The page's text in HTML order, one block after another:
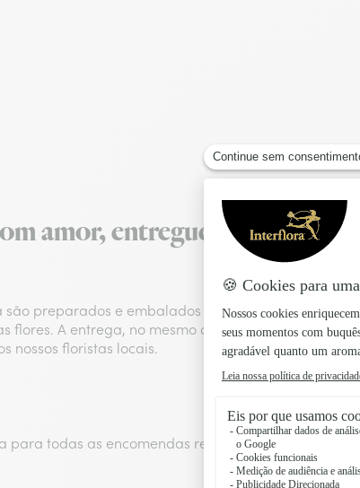
amor, entregue com
são preparados e embalados no dia da entrega para
flores. A entrega, no mesmo dia ou por marcação, é
nossos floristas locais.
para todas as encomendas realizadas antes das 17